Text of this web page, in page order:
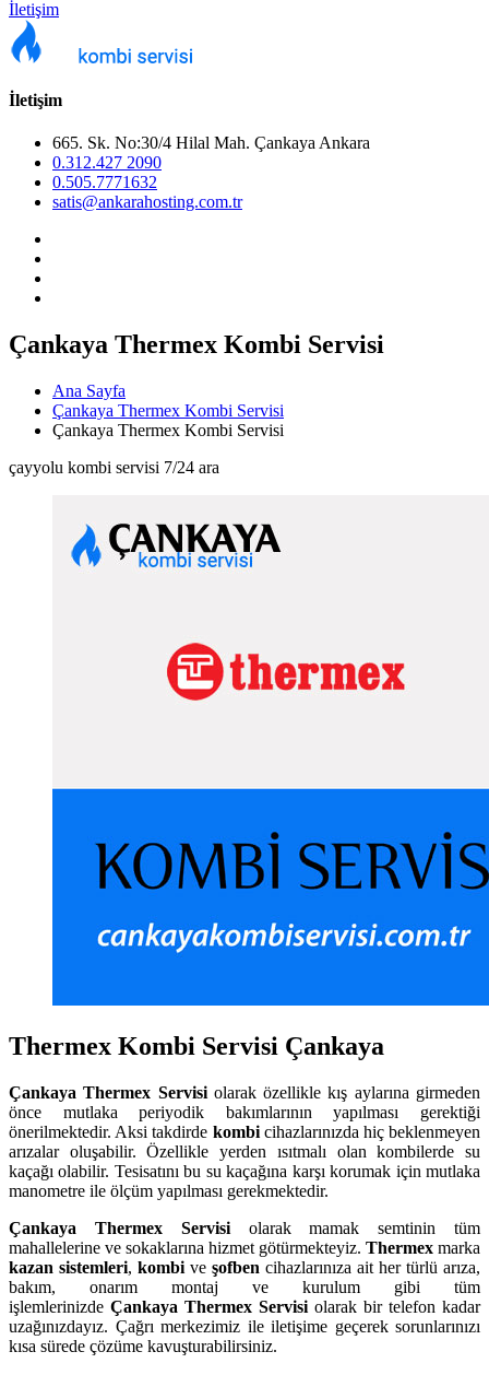
İletişim
İletişim
665. Sk. No:30/4 Hilal Mah. Çankaya Ankara
0.312.427 2090
0.505.7771632
satis@ankarahosting.com.tr
Çankaya Thermex Kombi Servisi
Ana Sayfa
Çankaya Thermex Kombi Servisi
Çankaya Thermex Kombi Servisi
çayyolu kombi servisi 7/24 ara
Thermex Kombi Servisi Çankaya
ÇankayaThermex Servisi olarak özellikle kış aylarına girmeden
önce mutlaka periyodik bakımlarının yapılması gerektiği
önerilmektedir. Aksi takdirde kombicihazlarınızda hiç beklenmeyen
arızalar oluşabilir. Özellikle yerden ısıtmalı olan kombilerde su
kaçağı olabilir. Tesisatını bu su kaçağına karşı korumak için mutlaka
manometre ile ölçüm yapılması gerekmektedir.
Çankaya Thermex Servisi olarak mamak semtinin tüm
mahallelerine ve sokaklarına hizmet götürmekteyiz. Thermex marka
kazan sistemleri, kombi ve şofben cihazlarınıza ait her türlü arıza,
bakım, onarım montaj ve kurulum gibi tüm
işlemlerinizde Çankaya Thermex Servisi olarak bir telefon kadar
uzağınızdayız. Çağrı merkezimiz ile iletişime geçerek sorunlarınızı
kısa sürede çözüme kavuşturabilirsiniz.